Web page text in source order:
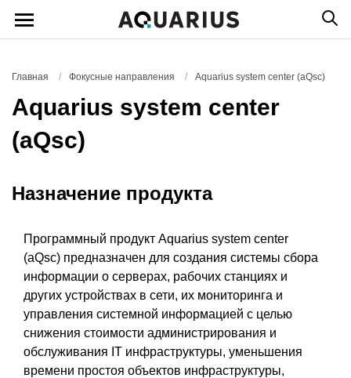
Главная / Фокусные направления / Аquarius system center (aQsc)
Аquarius system center
(aQsc)
Назначение продукта
Программный продукт Aquarius system center
(aQsc) предназначен для создания системы сбора
информации о серверах, рабочих станциях и
других устройствах в сети, их мониторинга и
управления системной информацией с целью
снижения стоимости администрирования и
обслуживания IT инфраструктуры, уменьшения
времени простоя объектов инфраструктуры,